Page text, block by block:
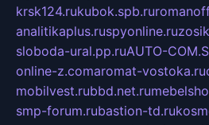
krsk124.rukubok.spb.ru
analitikaplus.ruspyonline.ru
sloboda-ural.pp.ruAUTO-
online-z.comaromat-vostoka.ru
mobilvest.rubbd.net.ru
smp-forum.rubastion-td.ru